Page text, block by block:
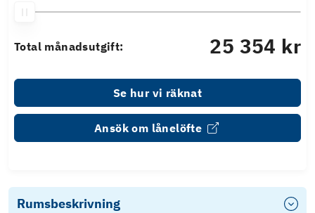
Total månadsutgift: 25 354 kr
Se hur vi räknat
Ansök om lånelöfte
Rumsbeskrivning